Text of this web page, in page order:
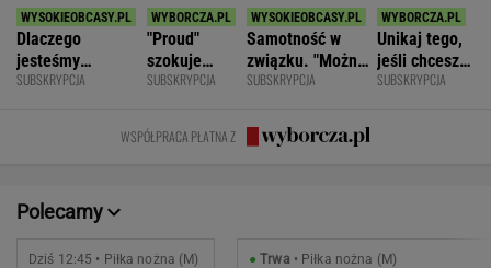
Dlaczego
jesteśmy
permanentnie
SUBSKRYPCJA
"Proud"
szokuje
odważnymi
Rozmawiamy
z twórcami
SUBSKRYPCJA
Samotność w
związku. "Można
być kochaną i
się samotną"
SUBSKRYPCJA
Unikaj tego,
jeśli chcesz
znacznie
SUBSKRYPCJA
WSPÓŁPRACA PŁATNA Z
Polecamy
Dziś 12:45 • Piłka nożna (M) ●Trwa • Piłka nożna (M)